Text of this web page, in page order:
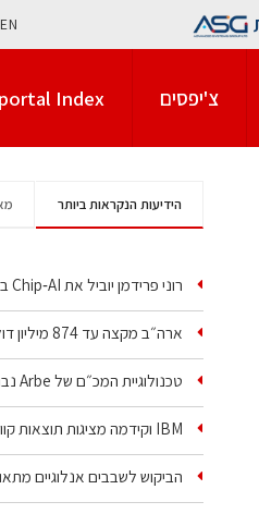
EN
צ'יפסים Index
הידיעות הנקראות ביותר
רוני פרידמן יוביל את Chip‑AI באפל; טל ענבר ינהל את…
ארה״ב מקצה עד 874 מיליון דולר לשבע טכנולוגיות שבבים…
טכנולוגיית המכ״ם של Arbe נבחרה לתוכניות אזרחיות וביטחוניות
IBM וקידמה מציגות תוצאות קוונטיות מעבר ליכולת…
הביקוש לשבבים אנלוגיים